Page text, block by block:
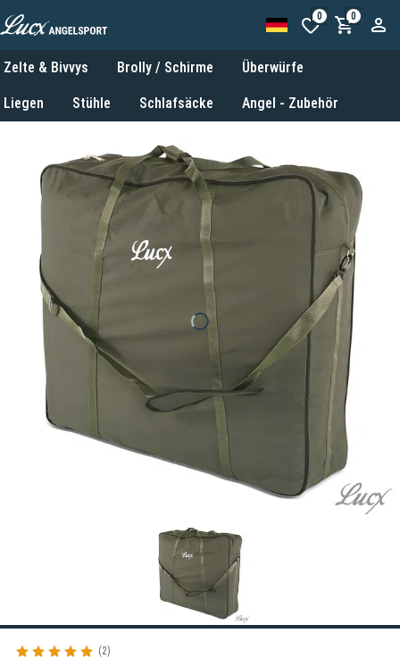
0 0
Zelte & Bivvys Brolly / Schirme Überwürfe
Liegen Stühle Schlafsäcke Angel - Zubehör
2